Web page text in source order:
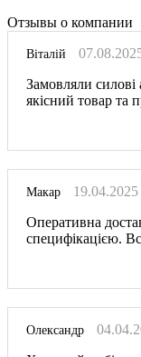
Отзывы о компании
Віталій
Замовляли
якісний товар та
Макар
19.04.2025
Оперативна
специфікацією.
Олександр